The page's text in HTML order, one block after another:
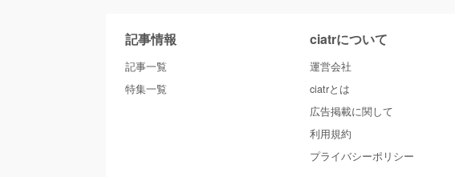
記事情報
記事一覧
特集一覧
ciatrについて
運営会社
ciatrとは
広告掲載に関して
利用規約
プライバシーポリシー